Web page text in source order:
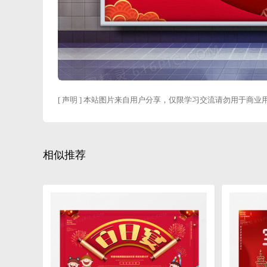
[ 声明 ] 本站图片来自用户分享，仅限学习交流请勿用于商业
相似推荐